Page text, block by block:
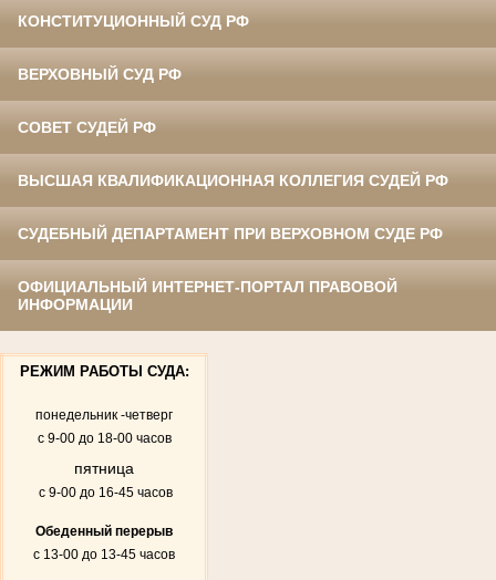
КОНСТИТУЦИОННЫЙ СУД РФ
ВЕРХОВНЫЙ СУД РФ
СОВЕТ СУДЕЙ РФ
ВЫСШАЯ КВАЛИФИКАЦИОННАЯ КОЛЛЕГИЯ СУДЕЙ РФ
СУДЕБНЫЙ ДЕПАРТАМЕНТ ПРИ ВЕРХОВНОМ СУДЕ РФ
ОФИЦИАЛЬНЫЙ ИНТЕРНЕТ-ПОРТАЛ ПРАВОВОЙ
ИНФОРМАЦИИ
РЕЖИМ РАБОТЫ СУДА:
понедельник -четверг
с 9-00 до 18-00 часов
пятница
с 9-00 до 16-45 часов
Обеденный перерыв
с 13-00 до 13-45 часов